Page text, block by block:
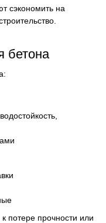
сэкономить на
бетона
потере прочности или